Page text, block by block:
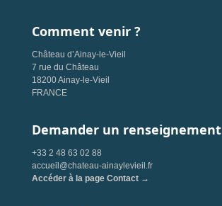
Comment venir ?
Château d’Ainay-le-Vieil
7 rue du Château
18200 Ainay-le-Vieil
FRANCE
Demander un renseignement
+33 2 48 63 02 88
accueil@chateau-ainaylevieil.fr
Accéder à la page Contact →